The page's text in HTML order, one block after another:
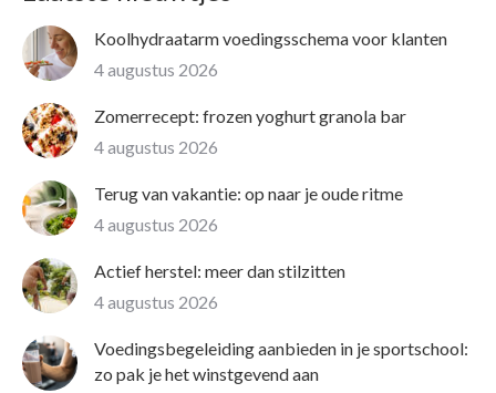
Koolhydraatarm voedingsschema voor klanten
4 augustus 2026
Zomerrecept: frozen yoghurt granola bar
4 augustus 2026
Terug van vakantie: op naar je oude ritme
4 augustus 2026
Actief herstel: meer dan stilzitten
4 augustus 2026
Voedingsbegeleiding aanbieden in je sportschool:
zo pak je het winstgevend aan